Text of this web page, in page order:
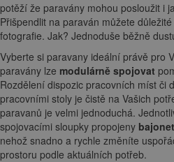
potěží že paravány mohou posloužit i
Přišpendlit na paraván můžete
fotografie. Jak? Jednoduše běžně
Vyberte si paravany ideální právě pro
paravány lze modulárně spojovat
Rozdělení dispozic pracovních míst či
pracovními stoly je čistě na Vašich
paravanů je velmi jednoduchá.
spojovacími sloupky propojeny
nehož snadno a rychle změníte
prostoru podle aktuálních potřeb.